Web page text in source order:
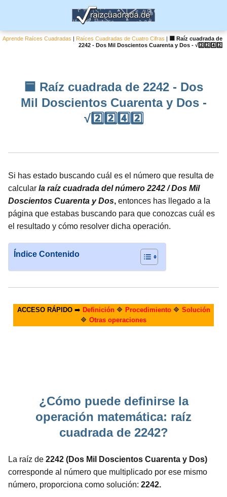
Aprende Raíces Cuadradas | Raíces Cuadradas de Cuatro Cifras |
🟦 Raíz cuadrada de
2242 - Dos Mil Doscientos Cuarenta y Dos - √2️⃣2️⃣4️⃣2️⃣
🟦 Raíz cuadrada de 2242 - Dos
Mil Doscientos Cuarenta y Dos -
√2️⃣2️⃣4️⃣2️⃣
Si has estado buscando cuál es el número que resulta de
calcular la raíz cuadrada del número 2242 / Dos Mil
Doscientos Cuarenta y Dos, entonces has llegado a la
página que estabas buscando para que conozcas cuál es
el resultado y cómo resolver dicha operación.
Índice Contenido
ACCESO RÁPIDO➡️ Definición🔷 Procedimiento🔷 Solución
🔷 Otras operaciones
¿Cómo puede definirse la
operación matemática: raíz
cuadrada de 2242?
La raíz de 2242 (Dos Mil Doscientos Cuarenta y Dos)
corresponde al número que multiplicado por ese mismo
número, proporciona como solución: 2242.